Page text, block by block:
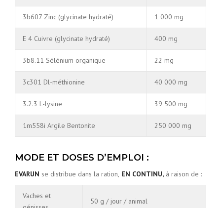
3b607 Zinc (glycinate hydraté) 1 000 mg
E 4 Cuivre (glycinate hydraté) 400 mg
3b8.11 Sélénium organique 22 mg
3c301 Dl-méthionine 40 000 mg
3.2.3 L-lysine 39 500 mg
1m558i Argile Bentonite 250 000 mg
MODE ET DOSES D’EMPLOI :
EVARUN se distribue dans la ration, EN CONTINU, à raison de :
Vaches et
50 g / jour / animal